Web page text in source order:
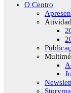
O Centro